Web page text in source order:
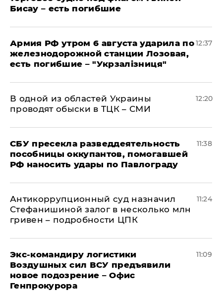
Бисау – есть погибшие
Армия РФ утром 6 августа ударила по
железнодорожной станции Лозовая,
есть погибшие – "Укрзалізниця"
12:37
В одной из областей Украины
проводят обыски в ТЦК – СМИ
12:20
СБУ пресекла разведдеятельность
пособницы оккупантов, помогавшей
РФ наносить удары по Павлограду
11:38
Антикоррупционный суд назначил
Стефанишиной залог в несколько млн
гривен – подробности ЦПК
11:24
Экс-командиру логистики
Воздушных сил ВСУ предъявили
новое подозрение – Офис
Генпрокурора
11:09